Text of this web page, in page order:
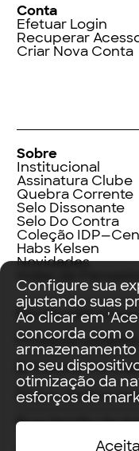
Configure sua
ajustando suas
Ao clicar em
concorda com o
no seu
otimização da
esforços de
Conta
Efetuar Login
Recuperar
Criar Nova Conta
Sobre
Institucional
Assinatura Clube
Quebra Corrente
Selo Dissonante
Selo Do Contra
Coleção
Habs Kelsen
Novidades
Index de
Facebook
ThreadsTwitter
© Editora
Todos direitos
Rua Vergílio de